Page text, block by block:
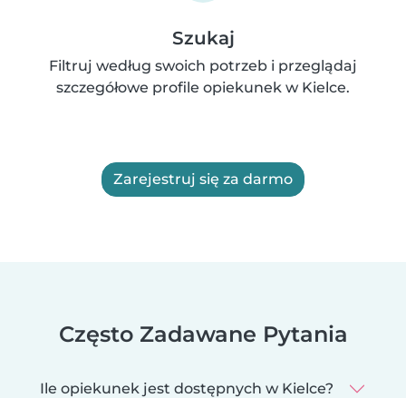
Szukaj
Filtruj według swoich potrzeb i przeglądaj
szczegółowe profile opiekunek w Kielce.
Zarejestruj się za darmo
Często Zadawane Pytania
Ile opiekunek jest dostępnych w Kielce?